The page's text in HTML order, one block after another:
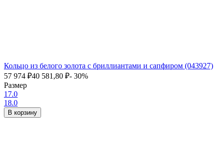
Кольцо из белого золота с бриллиантами и сапфиром (043927)
57 974 ₽40 581,80 ₽- 30%
Размер
17.0
18.0
В корзину